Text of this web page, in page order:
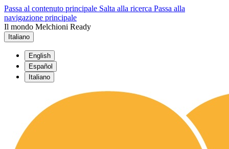
Passa al contenuto principale Salta alla ricerca Passa alla
navigazione principale
Il mondo Melchioni Ready
Italiano
English
Español
Italiano